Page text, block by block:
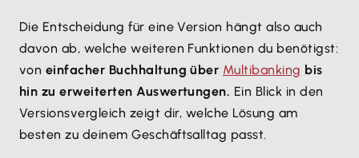
Die Entscheidung für eine Version hängt also auch
davon ab, welche weiteren Funktionen du benötigst:
von einfacher Buchhaltung über Multibanking bis
hin zu erweiterten Auswertungen. Ein Blick in den
Versionsvergleich zeigt dir, welche Lösung am
besten zu deinem Geschäftsalltag passt.